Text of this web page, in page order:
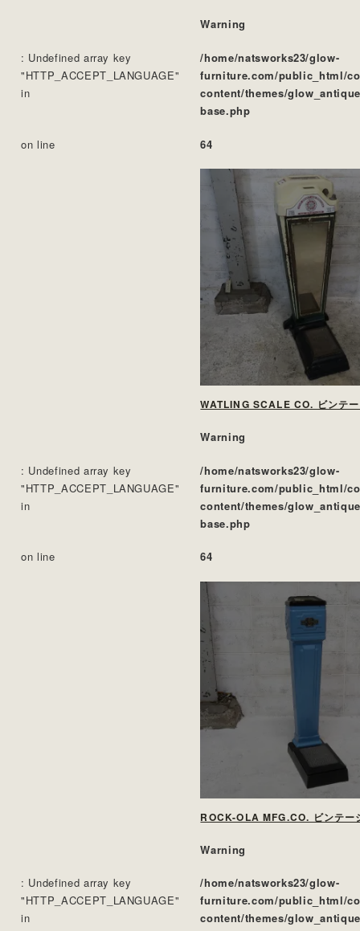
Warning
: Undefined array key
"HTTP_ACCEPT_LANGUAGE"
in
/home/natsworks23/glow-
furniture.com/public_html/
content/themes/
base.php
on line 64
WATLING SCALE CO. ビンテ
Warning
: Undefined array key
"HTTP_ACCEPT_LANGUAGE"
in
/home/natsworks23/glow-
furniture.com/public_html/
content/themes/
base.php
on line 64
ROCK-OLA MFG.CO. ビンテー
Warning
: Undefined array key
"HTTP_ACCEPT_LANGUAGE"
in
/home/natsworks23/glow-
furniture.com/public_html/
content/themes/